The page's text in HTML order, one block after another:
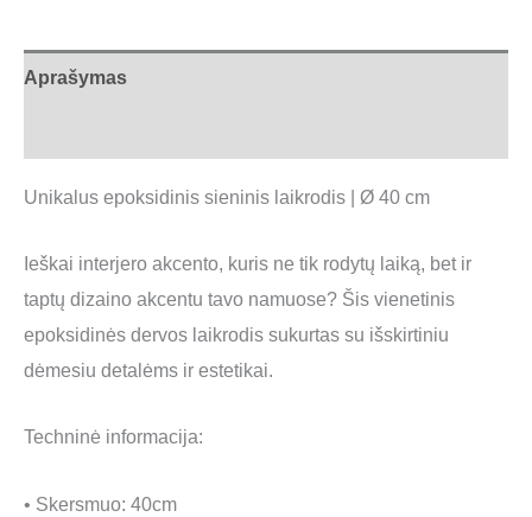
Aprašymas
Unikalus epoksidinis sieninis laikrodis | Ø 40 cm
Ieškai interjero akcento, kuris ne tik rodytų laiką, bet ir
taptų dizaino akcentu tavo namuose? Šis vienetinis
epoksidinės dervos laikrodis sukurtas su išskirtiniu
dėmesiu detalėms ir estetikai.
Techninė informacija:
• Skersmuo: 40cm